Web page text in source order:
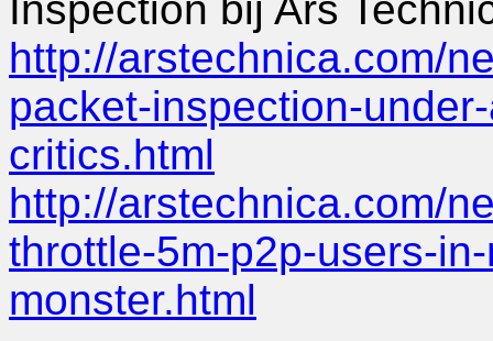
http://arstechnica.com/
packet-inspection-
critics.html
http://arstechnica.com/
throttle-5m-p2p-users-
monster.html